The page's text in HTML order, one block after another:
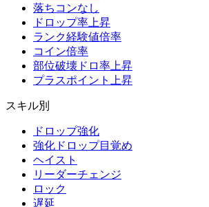
落ちコンなし
ドロップ率上昇
ランク経験値倍率
コイン倍率
部位破壊ドロ率上昇
プラスポイント上昇
スキル別
ドロップ強化
強化ドロップ目覚め
ヘイスト
リーダーチェンジ
ロック
遅延